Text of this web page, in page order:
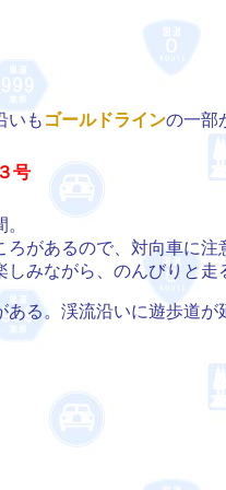
いも ゴールドラインの一部
号
があるので、対向車に注
みながら、のんびりと走
る。渓流沿いに遊歩道